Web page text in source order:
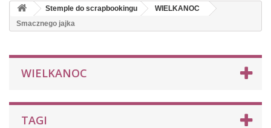
Stemple do scrapbookingu
WIELKANOC
Smacznego jajka
WIELKANOC
TAGI